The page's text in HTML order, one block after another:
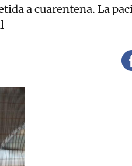
a cuarentena. La